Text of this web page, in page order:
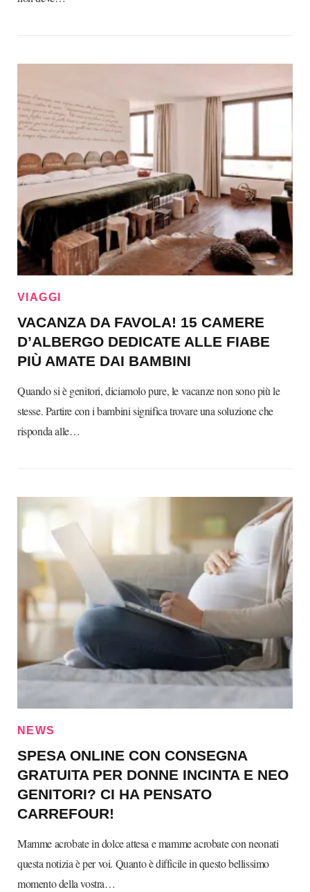
VIAGGI
VACANZA DA FAVOLA! 15 CAMERE
D’ALBERGO DEDICATE ALLE FIABE
PIÙ AMATE DAI BAMBINI
Quando si è genitori, diciamolo pure, le vacanze non sono più le
stesse. Partire con i bambini significa trovare una soluzione che
risponda alle…
NEWS
SPESA ONLINE CON CONSEGNA
GRATUITA PER DONNE INCINTA E NEO
GENITORI? CI HA PENSATO
CARREFOUR!
Mamme acrobate in dolce attesa e mamme acrobate con neonati
questa notizia è per voi. Quanto è difficile in questo bellissimo
momento della vostra…